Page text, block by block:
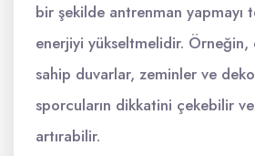
bir şekilde antrenman yapmayı
enerjiyi yükseltmelidir.
sahip duvarlar, zeminler ve
sporcuların dikkatini çekebilir ve
artırabilir.